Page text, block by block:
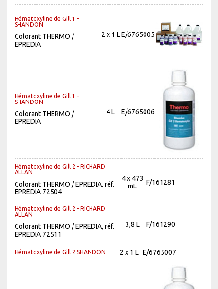
Hématoxyline de Gill 1 -
SHANDON
Colorant THERMO /
EPREDIA
2 x 1 LE/6765005
Hématoxyline de Gill 1 -
SHANDON
Colorant THERMO /
EPREDIA
4 L E/6765006
Hématoxyline de Gill 2 - RICHARD
ALLAN
Colorant THERMO / EPREDIA, réf.
EPREDIA 72504
4 x 473
mL
F/161281
Hématoxyline de Gill 2 - RICHARD
ALLAN
Colorant THERMO / EPREDIA, réf.
EPREDIA 72511
3,8 L F/161290
Hématoxyline de Gill 2 SHANDON 2 x 1 L E/6765007